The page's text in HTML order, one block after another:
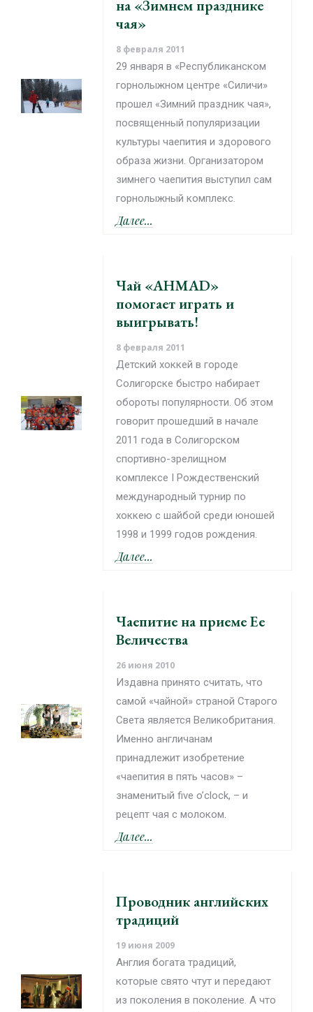
на «Зимнем празднике
чая»
8 февраля 2011
29 января в «Республиканском
горнолыжном центре «Силичи»
прошел «Зимний праздник чая»,
посвященный популяризации
культуры чаепития и здорового
образа жизни. Организатором
зимнего чаепития выступил сам
горнолыжный комплекс.
Далее...
Чай «AHMAD»
помогает играть и
выигрывать!
8 февраля 2011
Детский хоккей в городе
Солигорске быстро набирает
обороты популярности. Об этом
говорит прошедший в начале
2011 года в Солигорском
спортивно-зрелищном
комплексе I Рождественский
международный турнир по
хоккею с шайбой среди юношей
1998 и 1999 годов рождения.
Далее...
Чаепитие на приеме Ее
Величества
26 июня 2010
Издавна принято считать, что
самой «чайной» страной Старого
Света является Великобритания.
Именно англичанам
принадлежит изобретение
«чаепития в пять часов» –
знаменитый five o’clock, – и
рецепт чая с молоком.
Далее...
Проводник английских
традиций
19 июня 2009
Англия богата традиций,
которые свято чтут и передают
из поколения в поколение. А что